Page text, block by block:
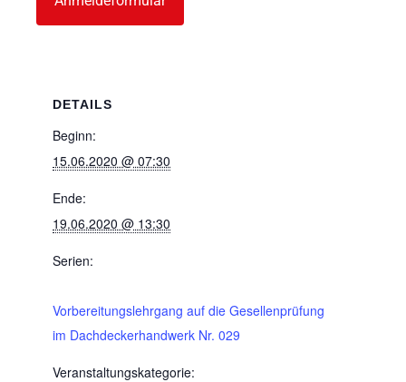
DETAILS
Beginn:
15.06.2020 @ 07:30
Ende:
19.06.2020 @ 13:30
Serien:
Vorbereitungslehrgang auf die Gesellenprüfung
im Dachdeckerhandwerk Nr. 029
Veranstaltungskategorie: